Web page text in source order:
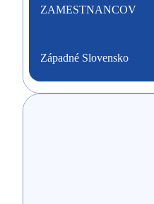
ZAMESTNANCOV
Západné Slovensko